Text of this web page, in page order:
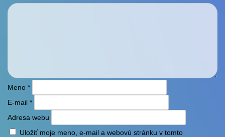
Meno *
E-mail *
Adresa webu
Uložiť moje meno, e-mail a webovú stránku v tomto